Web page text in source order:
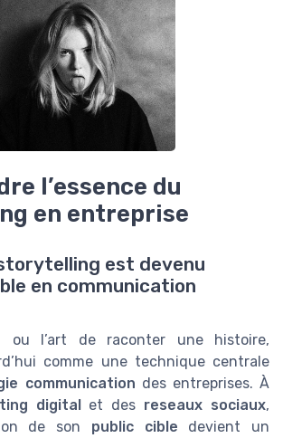
l’essence du
en entreprise
est devenu
en communication
ou l’art de raconter une histoire,
comme une technique centrale
communication des entreprises. À
digitalet des reseaux sociaux,
de son public cible devient un